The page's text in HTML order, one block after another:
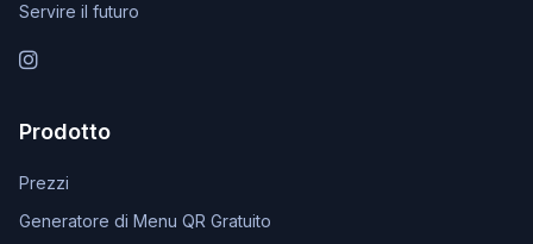
Servire il futuro
Instagram
Prodotto
Prezzi
Generatore di Menu QR Gratuito